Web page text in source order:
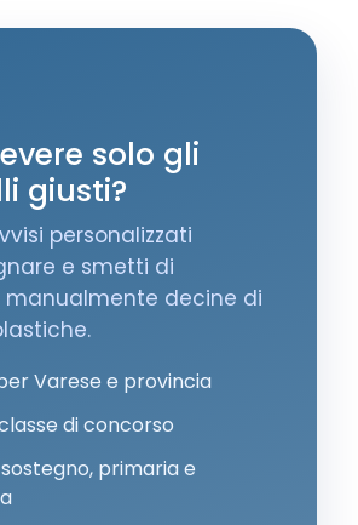
solo gli
giusti?
personalizzati
e smetti di
manualmente decine di
Varese e provincia
di concorso
primaria e